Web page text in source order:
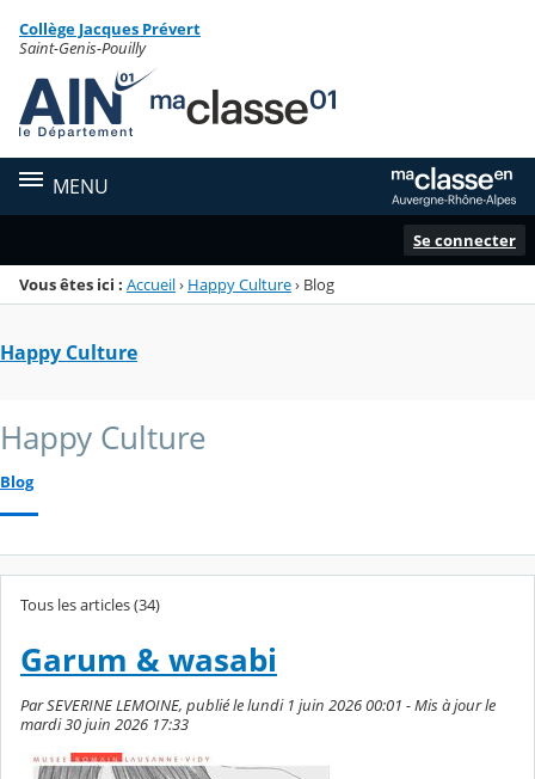
Menu de la rubrique
Contenu
Collège Jacques Prévert
Saint-Genis-Pouilly
MENU
Se connecter
Vous êtes ici : Accueil› Happy Culture› Blog
Happy Culture
Happy Culture
Blog
Tous les articles (34)
Garum & wasabi
Par SEVERINE LEMOINE, publié le lundi 1 juin 2026 00:01 - Mis à jour le
mardi 30 juin 2026 17:33